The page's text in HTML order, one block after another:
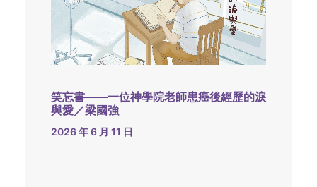
笑忘書——一位神學院老師患癌後經歷的淚
與愛／梁國強
2026 年 6 月 11 日